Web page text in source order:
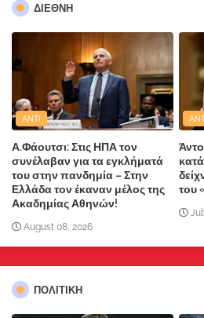
ΔΙΕΘΝΗ
ANTI
Α.Φάουτσι: Στις ΗΠΑ τον
συνέλαβαν για τα εγκλήματά
του στην πανδημία – Στην
Ελλάδα τον έκαναν μέλος της
Ακαδημίας Αθηνών!
August 08, 2026
του
ΠΟΛΙΤΙΚΗ